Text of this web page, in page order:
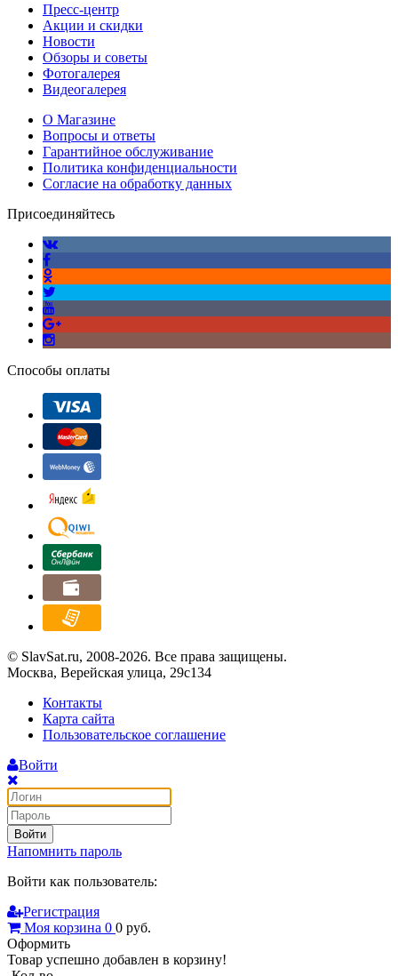
Пресс-центр
Акции и скидки
Новости
Обзоры и советы
Фотогалерея
Видеогалерея
О Магазине
Вопросы и ответы
Гарантийное обслуживание
Политика конфиденциальности
Согласие на обработку данных
Присоединяйтесь
Способы оплаты
© SlavSat.ru, 2008-2026. Все права защищены.
Москва, Верейская улица, 29с134
Контакты
Карта сайта
Пользовательское соглашение
Войти
Войти
Напомнить пароль
Войти как пользователь:
Регистрация
Моя корзина 0 0 руб.
Оформить
Товар успешно добавлен в корзину!